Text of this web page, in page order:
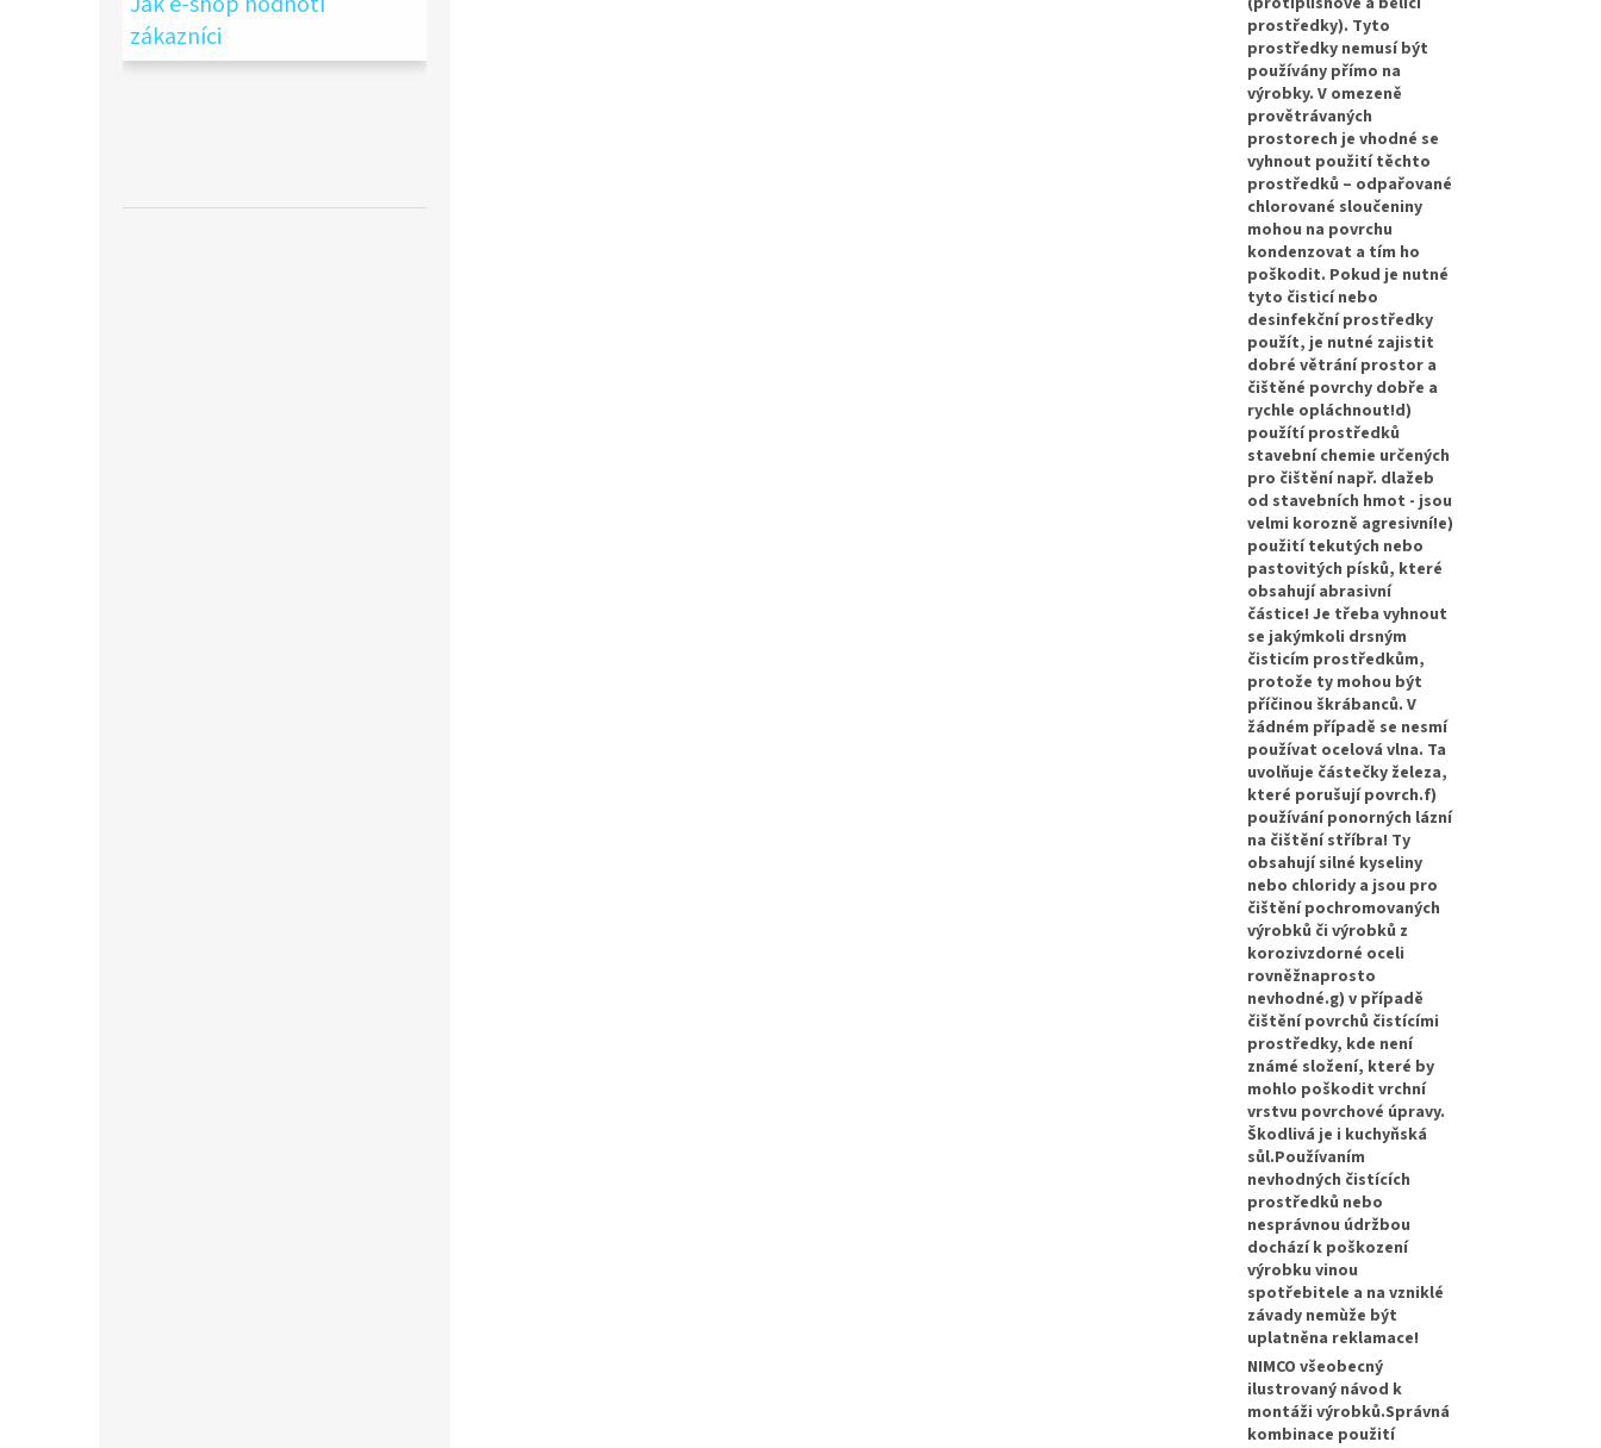
zákazníci
prostředky). Tyto
prostředky nemusí být
používány přímo na
výrobky. V omezeně
provětrávaných
prostorech je vhodné se
vyhnout použití těchto
prostředků – odpařované
chlorované sloučeniny
mohou na povrchu
kondenzovat a tím ho
poškodit. Pokud je nutné
tyto čisticí nebo
desinfekční prostředky
použít, je nutné zajistit
dobré větrání prostor a
čištěné povrchy dobře a
rychle opláchnout!d)
použítí prostředků
stavební chemie určených
pro čištění např. dlažeb
od stavebních hmot - jsou
velmi korozně agresivní!e)
použití tekutých nebo
pastovitých písků, které
obsahují abrasivní
částice! Je třeba vyhnout
se jakýmkoli drsným
čisticím prostředkům,
protože ty mohou být
příčinou škrábanců. V
žádném případě se nesmí
používat ocelová vlna. Ta
uvolňuje částečky železa,
které porušují povrch.f)
používání ponorných lázní
na čištění stříbra! Ty
obsahují silné kyseliny
nebo chloridy a jsou pro
čištění pochromovaných
výrobků či výrobků z
korozivzdorné oceli
rovněžnaprosto
nevhodné.g) v případě
čištění povrchů čistícími
prostředky, kde není
známé složení, které by
mohlo poškodit vrchní
vrstvu povrchové úpravy.
Škodlivá je i kuchyňská
sůl.Používaním
nevhodných čistících
prostředků nebo
nesprávnou údržbou
dochází k poškození
výrobku vinou
spotřebitele a na vzniklé
závady nemùže být
uplatněna reklamace!
NIMCO všeobecný
ilustrovaný návod k
montáži výrobků.Správná
kombinace použití